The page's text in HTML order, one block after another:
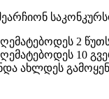
2
10
ახლდეს